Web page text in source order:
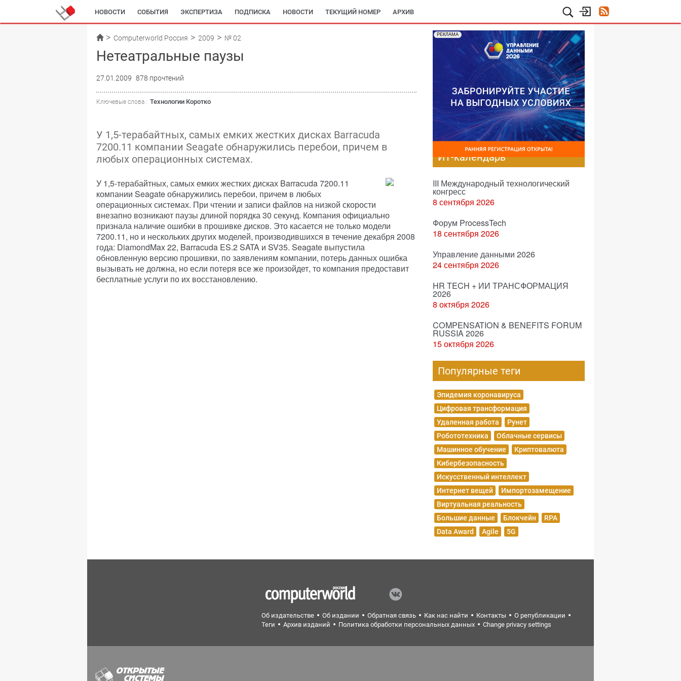
НОВОСТИ СОБЫТИЯ ЭКСПЕРТИЗА ПОДПИСКА НОВОСТИ ТЕКУЩИЙ НОМЕР АРХИВ
Computerworld Россия 2009 № 02
Нетеатральные паузы
27.01.2009 878 прочтений
Ключевые слова : Технологии Коротко
У 1,5-терабайтных, самых емких жестких дисках Barracuda
7200.11 компании Seagate обнаружились перебои, причем в
любых операционных системах.
У 1,5-терабайтных, самых емких жестких дисках Barracuda 7200.11
компании Seagate обнаружились перебои, причем в любых
операционных системах. При чтении и записи файлов на низкой скорости
внезапно возникают паузы длиной порядка 30 секунд. Компания официально
признала наличие ошибки в прошивке дисков. Это касается не только модели
7200.11, но и нескольких других моделей, производившихся в течение декабря 2008
года: DiamondMax 22, Barracuda ES.2 SATA и SV35. Seagate выпустила
обновленную версию прошивки, по заявлениям компании, потерь данных ошибка
вызывать не должна, но если потеря все же произойдет, то компания предоставит
бесплатные услуги по их восстановлению.
РЕКЛАМА
ИТ-календарь
III Международный технологический
конгресс
8 сентября 2026
Форум ProcessTech
18 сентября 2026
Управление данными 2026
24 сентября 2026
HR TECH + ИИ ТРАНСФОРМАЦИЯ
2026
8 октября 2026
COMPENSATION & BENEFITS FORUM
RUSSIA 2026
15 октября 2026
Популярные теги
Эпидемия коронавируса
Цифровая трансформация
Удаленная работа
Рунет
Робототехника
Облачные сервисы
Машинное обучение
Криптовалюта
Кибербезопасность
Искусственный интеллект
Интернет вещей
Импортозамещение
Виртуальная реальность
Большие данные
Блокчейн
RPA
Data Award
Agile 5G
Об издательстве Об издании Обратная связь Как нас найти Контакты
О републикации
Теги
Архив изданий Политика обработки персональных данных Change privacy settings